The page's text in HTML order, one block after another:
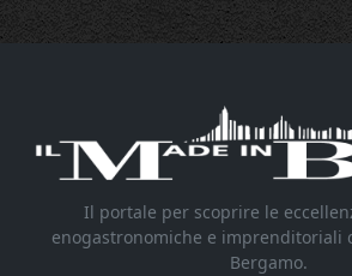
Il portale per scoprire le
enogastronomiche e imprenditoriali
Bergamo.